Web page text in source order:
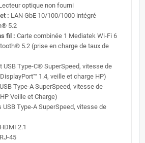
optique non fourni
: LAN GbE 10/100/1000 intégré
5.2
fil : Carte combinée 1 Mediatek Wi-Fi 6
5.2 (prise en charge de taux de
USB Type-C® SuperSpeed, vitesse de
1.4, veille et charge HP)
A SuperSpeed, vitesse de
Veille et Charge)
A SuperSpeed, vitesse de
2.1
45